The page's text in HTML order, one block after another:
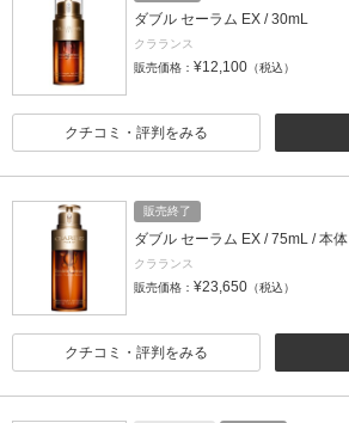
ダブル セーラム EX / 30mL
クラランス
販売価格： ¥12,100 （税込）
クチコミ・評判をみる
販売終了
ダブル セーラム EX / 75mL / 本体
クラランス
販売価格： ¥23,650 （税込）
クチコミ・評判をみる